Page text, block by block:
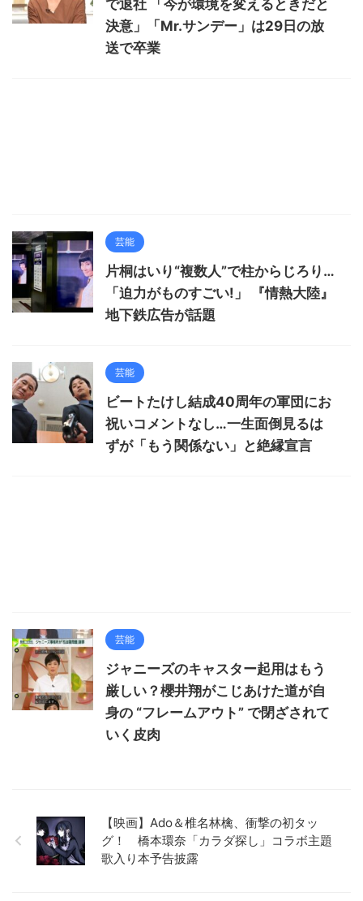
で退社 「今が環境を変えるときだと
決意」「Mr.サンデー」は29日の放
送で卒業
芸能
片桐はいり“複数人”で柱からじろり…
「迫力がものすごい!」 『情熱大陸』
地下鉄広告が話題
芸能
ビートたけし結成40周年の軍団にお
祝いコメントなし…一生面倒見るは
ずが「もう関係ない」と絶縁宣言
芸能
ジャニーズのキャスター起用はもう
厳しい？櫻井翔がこじあけた道が自
身の “フレームアウト” で閉ざされて
いく皮肉
【映画】Ado＆椎名林檎、衝撃の初タッ
グ！ 橋本環奈「カラダ探し」コラボ主題
歌入り本予告披露